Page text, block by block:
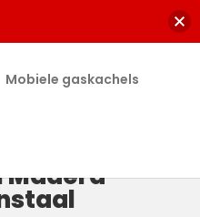
Mobiele gaskachels
Madera